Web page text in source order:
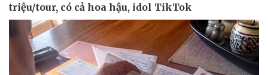
Thế giới thể thao
eSports
Hậu trường
Tư vấn